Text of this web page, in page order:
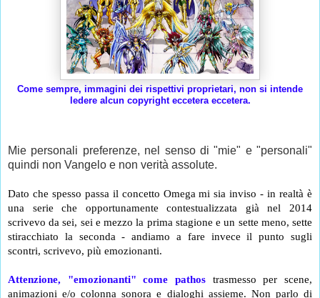
Come sempre, immagini dei rispettivi proprietari, non si intende
ledere alcun copyright eccetera eccetera.
Mie personali preferenze, nel senso di "mie" e "personali"
quindi non Vangelo e non verità assolute.
Dato che spesso passa il concetto Omega mi sia inviso - in realtà è
una serie che opportunamente contestualizzata già nel 2014
scrivevo da sei, sei e mezzo la prima stagione e un sette meno, sette
stiracchiato la seconda - andiamo a fare invece il punto sugli
scontri, scrivevo, più emozionanti.
Attenzione, "emozionanti" come pathos trasmesso per scene,
animazioni e/o colonna sonora e dialoghi assieme. Non parlo di